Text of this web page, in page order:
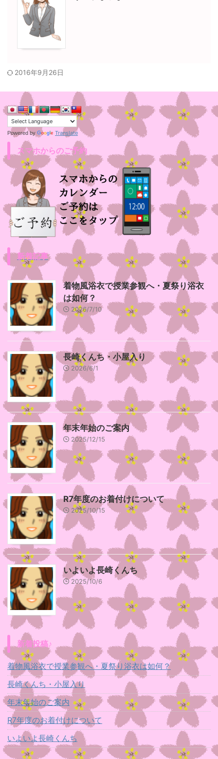
2016年9月26日
Powered by Translate
スマホからのご予約
新着記事
着物風浴衣で授業参観へ・夏祭り浴衣
は如何？
2026/7/10
長崎くんち・小屋入り
2026/6/1
年末年始のご案内
2025/12/15
R7年度のお着付けについて
2025/10/15
いよいよ長崎くんち
2025/10/6
新着投稿♪
着物風浴衣で授業参観へ・夏祭り浴衣は如何？
長崎くんち・小屋入り
年末年始のご案内
R7年度のお着付けについて
いよいよ長崎くんち